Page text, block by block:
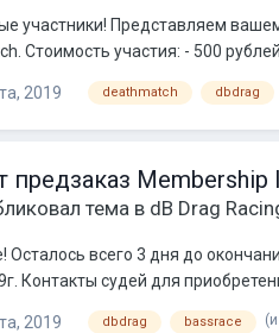
участники! Представляем
Стоимость участия: - 500
2019 deathmatch dbdrag
предзаказ
тема в dB Drag
Осталось всего 3 дня до
Контакты судей для
2019 dbdrag bassrace